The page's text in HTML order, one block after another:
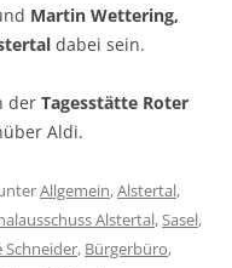
Martin Wettering,
dabei sein.
der Tagesstätte Roter
Aldi.
Allgemein,Alstertal,
Alstertal,Sasel,
Schneider, Bürgerbüro,